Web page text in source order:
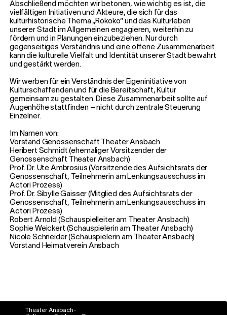
Abschließend möchten wir betonen, wie wichtig es ist, die
vielfältigen Initiativen und Akteure, die sich für das
kulturhistorische Thema „Rokoko“ und das Kulturleben
unserer Stadt im Allgemeinen engagieren, weiterhin zu
fördern und in Planungen einzubeziehen. Nur durch
gegenseitiges Verständnis und eine offene Zusammenarbeit
kann die kulturelle Vielfalt und Identität unserer Stadt bewahrt
und gestärkt werden.
Wir werben für ein Verständnis der Eigeninitiative von
Kulturschaffenden und für die Bereitschaft, Kultur
gemeinsam zu gestalten. Diese Zusammenarbeit sollte auf
Augenhöhe stattfinden – nicht durch zentrale Steuerung
Einzelner.
Im Namen von:
Vorstand Genossenschaft Theater Ansbach
Heribert Schmidt (ehemaliger Vorsitzender der
Genossenschaft Theater Ansbach)
Prof. Dr. Ute Ambrosius (Vorsitzende des Aufsichtsrats der
Genossenschaft, Teilnehmerin am Lenkungsausschuss im
Actori Prozess)
Prof. Dr. Sibylle Gaisser (Mitglied des Aufsichtsrats der
Genossenschaft, Teilnehmerin am Lenkungsausschuss im
Actori Prozess)
Robert Arnold (Schauspielleiter am Theater Ansbach)
Sophie Weickert (Schauspielerin am Theater Ansbach)
Nicole Schneider (Schauspielerin am Theater Ansbach)
Vorstand Heimatverein Ansbach
Theater Ansbach-